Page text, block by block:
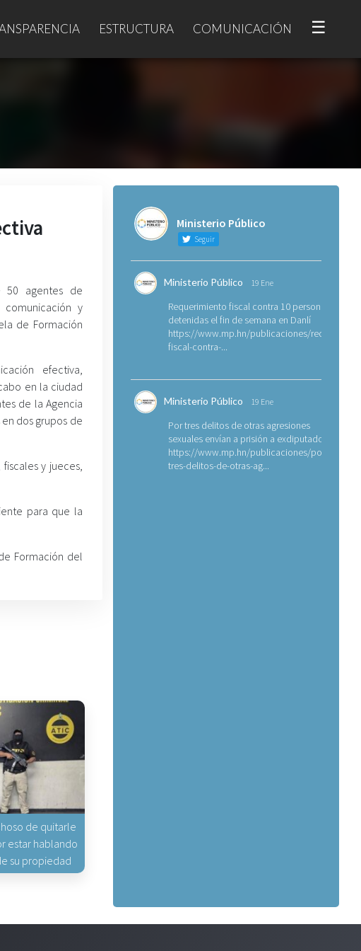
ESTRUCTURA COMUNICACIÓN ☰
50 agentes de
comunicación y
de Formación
efectiva,
en la ciudad
de la Agencia
dos grupos de
y jueces,
para que la
Formación del
de quitarle
estar hablando
su propiedad
Ministerio Público
Seguir
Ministerio Público 19 Ene
Requerimiento fiscal contra 10 personas
detenidas el fin de semana en Danlí
https://www.mp.hn/publicaciones/
fiscal-contra-...
Ministerio Público 19 Ene
Por tres delitos de otras agresiones
sexuales envían a prisión a exdiputado
https://www.mp.hn/publicaciones/por-
tres-delitos-de-otras-ag...